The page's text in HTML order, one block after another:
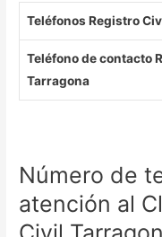
Teléfonos Registro
Teléfono de contacto
Tarragona
Número de
atención al